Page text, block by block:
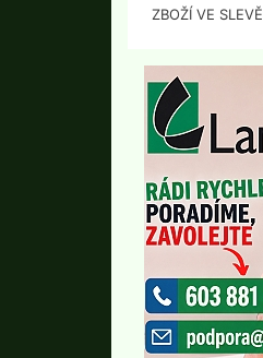
ZBOŽÍ VE SLEVĚ